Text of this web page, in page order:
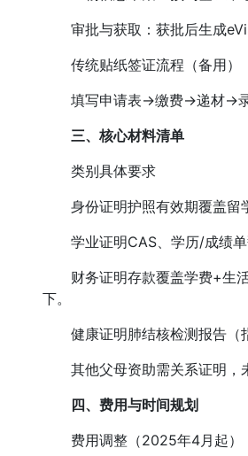
审批与获取：获批后生成
传统贴纸签证流程（备用）
填写申请表→缴费→递材→录
三、核心材料清单
类别具体要求
身份证明护照有效期覆盖留
学业证明CAS、学历/成绩单
财务证明存款覆盖学费+生活
下。
健康证明肺结核检测报告（
其他父母资助需关系证明，
四、费用与时间规划
费用调整（2025年4月起）